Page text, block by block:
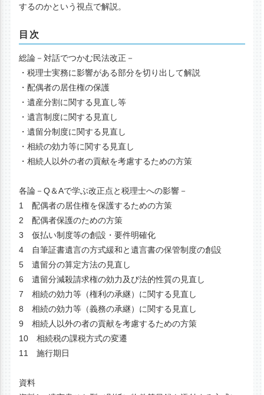
するのかという視点で解説。
目次
総論－対話でつかむ民法改正－
・税理士実務に影響がある部分を切り出して解説
・配偶者の居住権の保護
・遺産分割に関する見直し等
・遺言制度に関する見直し
・遺留分制度に関する見直し
・相続の効力等に関する見直し
・相続人以外の者の貢献を考慮するための方策
各論－Q＆Aで学ぶ改正点と税理士への影響－
1 配偶者の居住権を保護するための方策
2 配偶者保護のための方策
3 仮払い制度等の創設・要件明確化
4 自筆証書遺言の方式緩和と遺言書の保管制度の創設
5 遺留分の算定方法の見直し
6 遺留分減殺請求権の効力及び法的性質の見直し
7 相続の効力等（権利の承継）に関する見直し
8 相続の効力等（義務の承継）に関する見直し
9 相続人以外の者の貢献を考慮するための方策
10 相続税の課税方式の変遷
11 施行期日
資料